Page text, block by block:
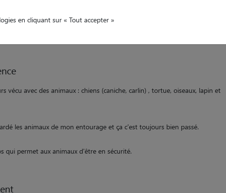
ou vos vacances. Je serai ravie de les garder / les dorloter... J'habite dans
vécu avec des animaux : chiens (caniche, carlin) , tortue, oiseaux, lapin et
les animaux de mon entourage et ça c'est toujours bien passé.
qui permet aux animaux d'être en sécurité.
en cliquant sur « Tout accepter »